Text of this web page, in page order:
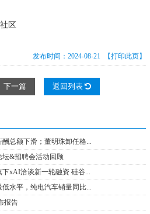
区
发布时间：2024-08-21 【打印此页】
下一篇 返回列表
总额下滑；董明珠卸任格...
坛&招聘会活动回顾
xAI洽谈新一轮融资 硅谷...
水平，纯电汽车销量同比...
报告